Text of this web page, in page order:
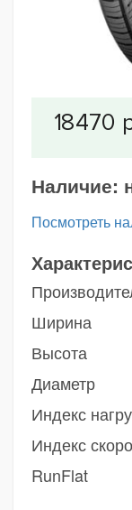
Наличие:
Посмотреть
Ширина
Высота
Диаметр
Индекс
Индекс
RunFlat